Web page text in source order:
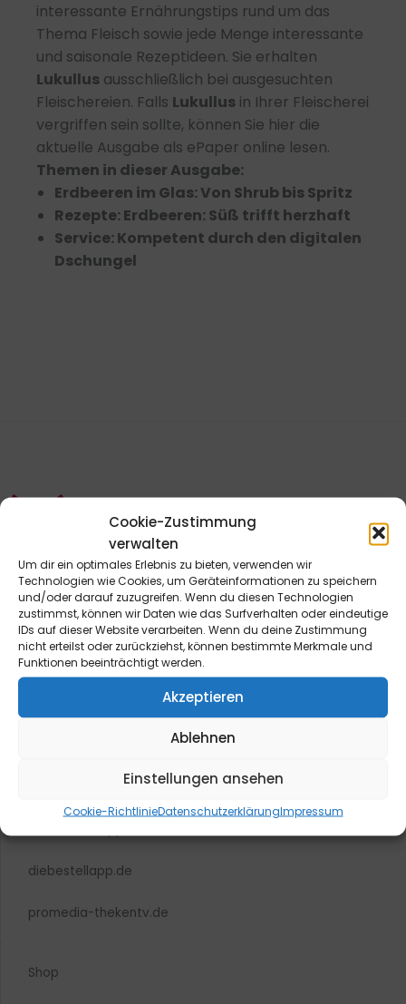
Cookie-Zustimmung
verwalten
Um dir ein optimales Erlebnis zu bieten, verwenden wir
Technologien wie Cookies, um Geräteinformationen zu speichern
und/oder darauf zuzugreifen. Wenn du diesen Technologien
zustimmst, können wir Daten wie das Surfverhalten oder eindeutige
IDs auf dieser Website verarbeiten. Wenn du deine Zustimmung
nicht erteilst oder zurückziehst, können bestimmte Merkmale und
Funktionen beeinträchtigt werden.
Akzeptieren
Ablehnen
Einstellungen ansehen
Cookie-RichtlinieDatenschutzerklärungImpressum
interessante Ernährungstips rund um das
Thema Fleisch sowie jede Menge interessante
und saisonale Rezeptideen. Sie erhalten
Lukullus ausschließlich bei ausgesuchten
Fleischereien. Falls Lukullus in Ihrer Fleischerei
vergriffen sein sollte, können Sie hier die
aktuelle Ausgabe als ePaper online lesen.
Themen in dieser Ausgabe:
Erdbeeren im Glas: Von Shrub bis Spritz
Rezepte: Erdbeeren: Süß trifft herzhaft
Service: Kompetent durch den digitalen
Dschungel
blmedien.de
blgastro.de
moproweb.de
diehaccpapp.de
diebestellapp.de
promedia-thekentv.de
Shop